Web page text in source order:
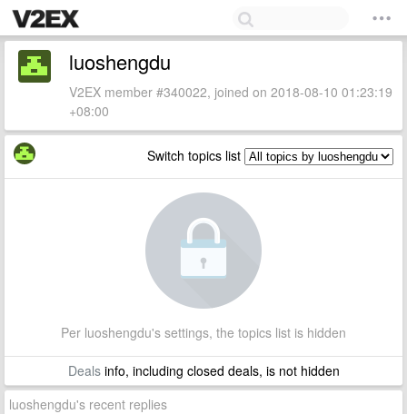
luoshengdu
V2EX member #340022, joined on 2018-08-10 01:23:19
+08:00
Switch topics list
Per luoshengdu's settings, the topics list is hidden
Dealsinfo, including closed deals, is not hidden
luoshengdu's recent replies